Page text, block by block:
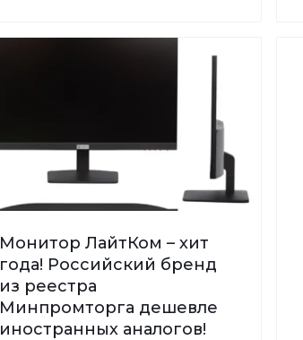
Монитор ЛайтКом – хит
года! Российский бренд
из реестра
Минпромторга дешевле
иностранных аналогов!